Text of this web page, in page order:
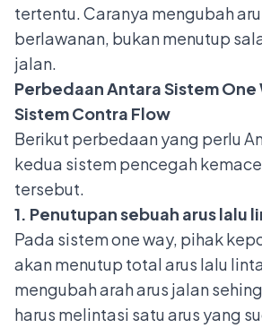
tertentu. Caranya mengubah
berlawanan, bukan menutup
jalan.
Perbedaan Antara Sistem One
Sistem Contra Flow
Berikut perbedaan yang perlu
kedua sistem pencegah
tersebut.
1. Penutupan sebuah arus lalu
Pada sistem one way, pihak
akan menutup total arus lalu
mengubah arah arus jalan
harus melintasi satu arus yang